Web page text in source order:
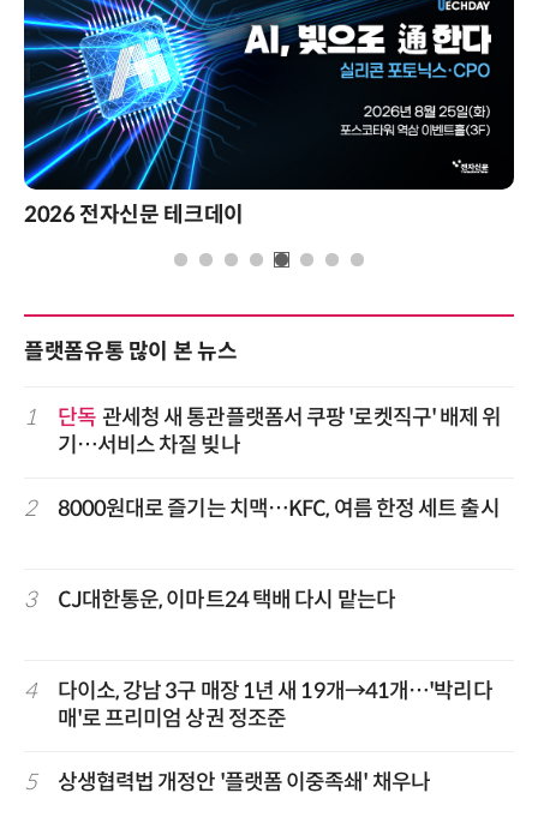
전자신문 테크데이
플랫폼유통 많이 본 뉴스
1 단독 관세청 새 통관플랫폼서 쿠팡 '로켓직구' 배제 위
기…서비스 차질 빚나
2 8000원대로 즐기는 치맥…KFC, 여름 한정 세트 출시
3 CJ대한통운, 이마트24 택배 다시 맡는다
4
다이소, 강남 3구 매장 1년 새 19개→41개…'박리다
매'로 프리미엄 상권 정조준
5 상생협력법 개정안 '플랫폼 이중족쇄' 채우나